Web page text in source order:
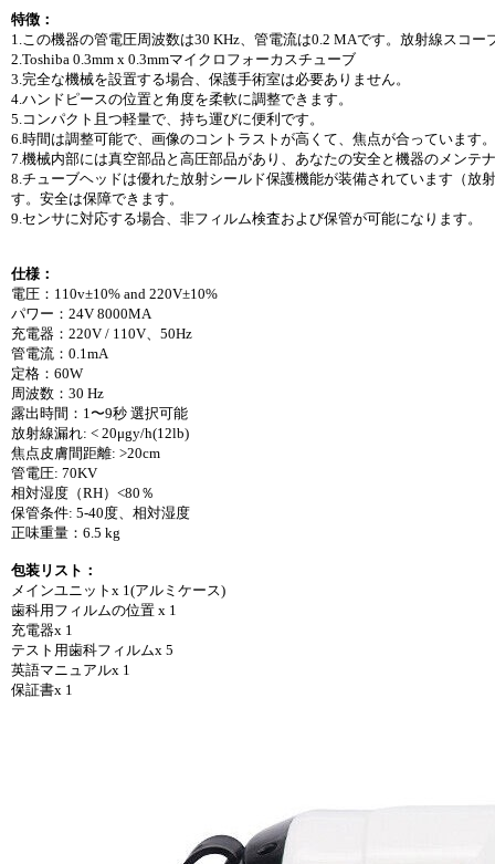
特徴：
1.この機器の管電圧周波数は30 KHz、管電流は0.2 MAです。放射線スコ
2.Toshiba 0.3mm x 0.3mmマイクロフォーカスチューブ
3.完全な機械を設置する場合、保護手術室は必要ありません。
4.ハンドピースの位置と角度を柔軟に調整できます。
5.コンパクト且つ軽量で、持ち運びに便利です。
6.時間は調整可能で、画像のコントラストが高くて、焦点が合っています。
7.機械内部には真空部品と高圧部品があり、あなたの安全と機器のメンテ
8.チューブヘッドは優れた放射シールド保護機能が装備されています（
す。安全は保障できます。
9.センサに対応する場合、非フィルム検査および保管が可能になります。
仕様：
電圧：110v±10% and 220V±10%
パワー：24V 8000MA
充電器：220V / 110V、50Hz
管電流：0.1mA
定格：60W
周波数：30 Hz
露出時間：1〜9秒 選択可能
放射線漏れ: < 20μgy/h(12lb)
焦点皮膚間距離: >20cm
管電圧: 70KV
相対湿度（RH）<80％
保管条件: 5-40度、相対湿度
正味重量：6.5 kg
包装リスト：
メインユニットx 1(アルミケース)
歯科用フィルムの位置 x 1
充電器x 1
テスト用歯科フィルムx 5
英語マニュアルx 1
保証書x 1